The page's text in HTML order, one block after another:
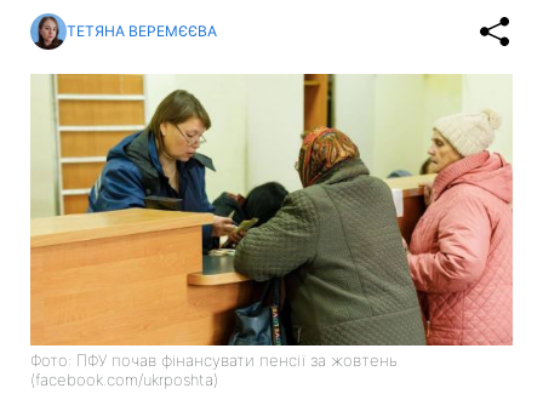
ТЕТЯНА ВЕРЕМЄЄВА
Фото: ПФУ почав фінансувати пенсії за жовтень
(facebook.com/ukrposhta)